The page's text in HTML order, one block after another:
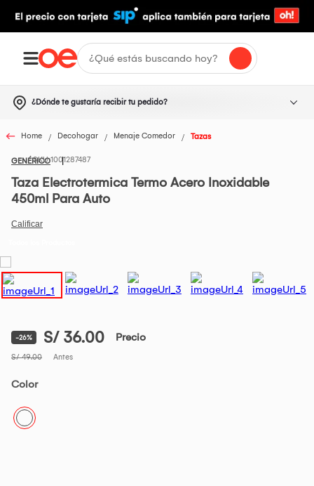
¿Dónde te gustaría recibir tu pedido?
Home Decohogar Menaje Comedor Tazas
GENÉRICO1001287487
Taza Electrotermica Termo Acero Inoxidable
450ml Para Auto
-26% S/ 36.00 Precio
S/ 49.00 Antes
Color